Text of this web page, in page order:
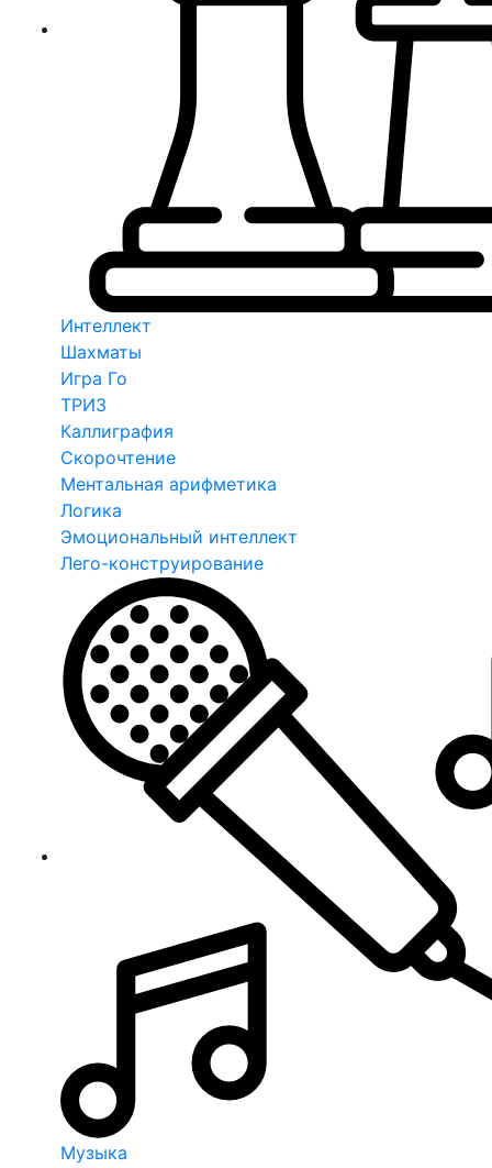
Интеллект
Шахматы
Игра Го
ТРИЗ
Каллиграфия
Скорочтение
Ментальная арифметика
Логика
Эмоциональный интеллект
Лего-конструирование
Музыка